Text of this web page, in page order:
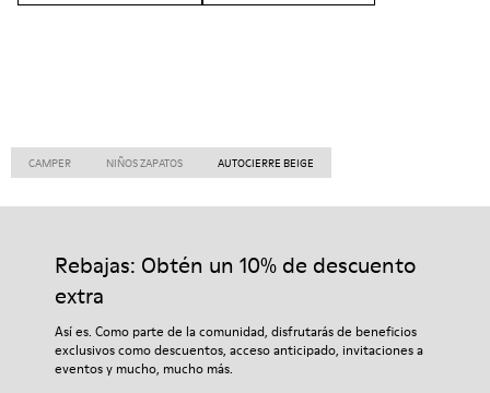
CAMPER NIÑOS ZAPATOS AUTOCIERRE BEIGE
Rebajas: Obtén un 10% de descuento
extra
Así es. Como parte de la comunidad, disfrutarás de beneficios
exclusivos como descuentos, acceso anticipado, invitaciones a
eventos y mucho, mucho más.